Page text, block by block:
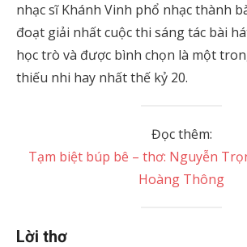
nhạc sĩ Khánh Vinh phổ nhạc thành
đoạt giải nhất cuộc thi sáng tác bài
học trò và được bình chọn là một
thiếu nhi hay nhất thế kỷ 20.
Đọc thêm:
Tạm biệt búp bê – thơ: Nguyễn
Hoàng Thông
Lời thơ